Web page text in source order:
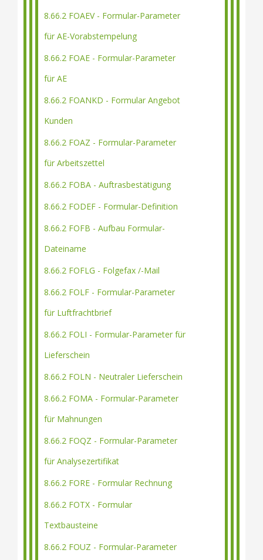
8.66.2 FOAEV - Formular-Parameter
für AE-Vorabstempelung
8.66.2 FOAE - Formular-Parameter
für AE
8.66.2 FOANKD - Formular Angebot
Kunden
8.66.2 FOAZ - Formular-Parameter
für Arbeitszettel
8.66.2 FOBA - Auftrasbestätigung
8.66.2 FODEF - Formular-Definition
8.66.2 FOFB - Aufbau Formular-
Dateiname
8.66.2 FOFLG - Folgefax /-Mail
8.66.2 FOLF - Formular-Parameter
für Luftfrachtbrief
8.66.2 FOLI - Formular-Parameter für
Lieferschein
8.66.2 FOLN - Neutraler Lieferschein
8.66.2 FOMA - Formular-Parameter
für Mahnungen
8.66.2 FOQZ - Formular-Parameter
für Analysezertifikat
8.66.2 FORE - Formular Rechnung
8.66.2 FOTX - Formular
Textbausteine
8.66.2 FOUZ - Formular-Parameter